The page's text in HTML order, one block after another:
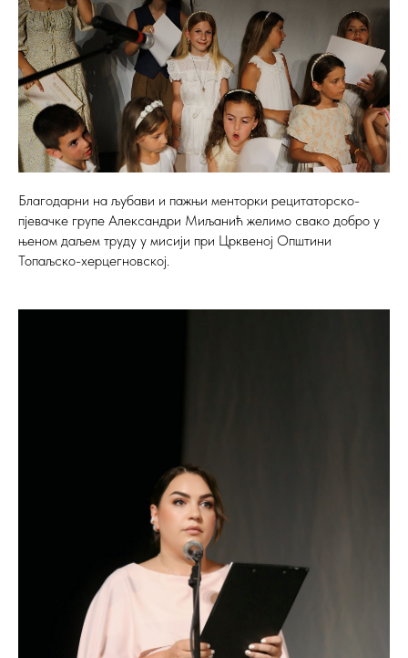
Благодарни на љубави и пажњи менторки рецитаторско-
пјевачке групе Александри Миљанић желимо свако добро у
њеном даљем труду у мисији при Црквеној Општини
Топаљско-херцегновској.